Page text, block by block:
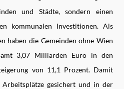
und Städte, sondern einen
kommunalen Investitionen. Als
haben die Gemeinden ohne Wien
3,07 Milliarden Euro in den
von 11,1 Prozent. Damit
gesichert und in der